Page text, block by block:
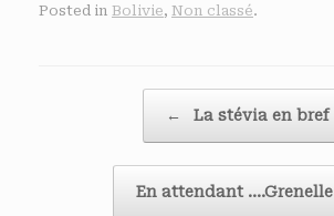
Posted in Bolivie, Non classé.
← La stévia en bref
En attendant ….Grenelle